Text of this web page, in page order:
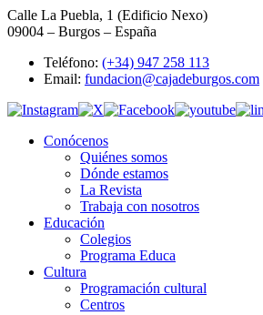
Calle La Puebla, 1 (Edificio Nexo)
09004 – Burgos – España
Teléfono: (+34) 947 258 113
Email: fundacion@cajadeburgos.com
Conócenos
Quiénes somos
Dónde estamos
La Revista
Trabaja con nosotros
Educación
Colegios
Programa Educa
Cultura
Programación cultural
Centros